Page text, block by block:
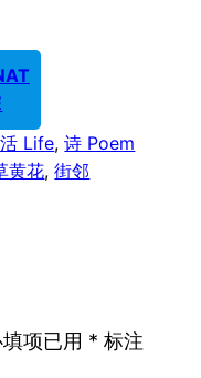
Life, 诗 Poem
黄花, 街邻
项已用 * 标注